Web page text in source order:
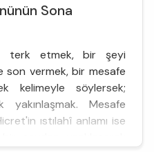
Sona
terk etmek, bir şeyi
son vermek, bir mesafe
kelimeyle söylersek;
yakınlaşmak. Mesafe
ıstılahî anlamı ise